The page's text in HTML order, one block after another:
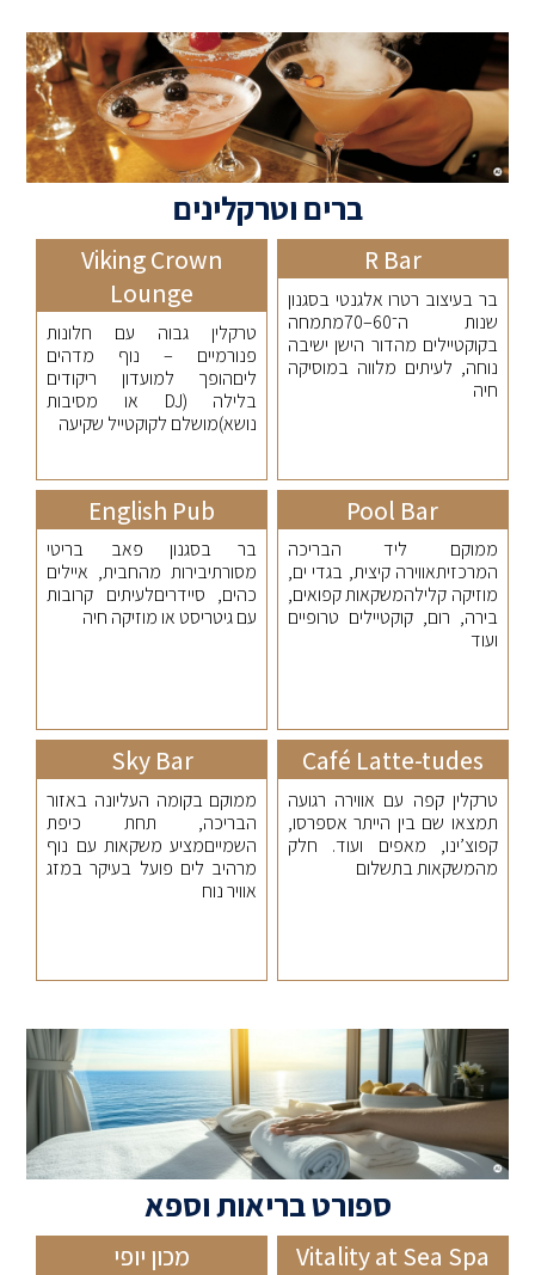
ברים וטרקלינים
R Bar
בר בעיצוב רטרו אלגנטי בסגנון
שנות ה־60–70מתמחה
בקוקטיילים מהדור הישן ישיבה
נוחה, לעיתים מלווה במוסיקה
חיה
Viking Crown
Lounge
טרקלין גבוה עם חלונות
פנורמיים – נוף מדהים
ליםהופך למועדון ריקודים
בלילה (DJ או מסיבות
נושא)מושלם לקוקטייל שקיעה
Pool Bar
ממוקם ליד הבריכה
המרכזיתאווירה קיצית, בגדי ים,
מוזיקה קלילהמשקאות קפואים,
בירה, רום, קוקטיילים טרופיים
ועוד
English Pub
בר בסגנון פאב בריטי
מסורתיבירות מהחבית, איילים
כהים, סיידריםלעיתים קרובות
עם גיטריסט או מוזיקה חיה
Café Latte-tudes
טרקלין קפה עם אווירה רגועה
תמצאו שם בין הייתר אספרסו,
קפוצ’ינו, מאפים ועוד. חלק
מהמשקאות בתשלום
Sky Bar
ממוקם בקומה העליונה באזור
הבריכה, תחת כיפת
השמייםמציע משקאות עם נוף
מרהיב לים פועל בעיקר במזג
אוויר נוח
ספורט בריאות וספא
Vitality at Sea Spa מכון יופי